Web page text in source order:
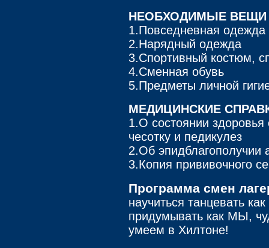
НЕОБХОДИМЫЕ ВЕЩИ
1.Повседневная одежда
2.Нарядный одежда
3.Спортивный костюм,
4.Сменная обувь
5.Предметы личной
МЕДИЦИНСКИЕ
1.О состоянии
чесотку и педикулез
2.Об эпидблагополучии
3.Копия прививочного
Программа смен
научиться танцевать
придумывать как МЫ,
умеем в Хилтоне!